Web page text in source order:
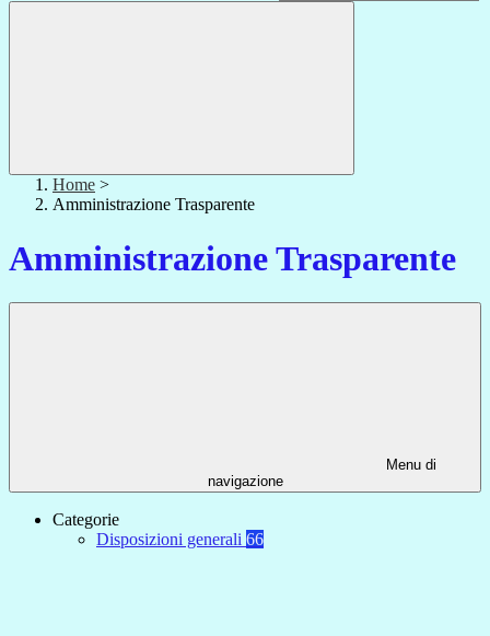
Home >
Amministrazione Trasparente
Amministrazione Trasparente
Menu di
navigazione
Categorie
Disposizioni generali 66